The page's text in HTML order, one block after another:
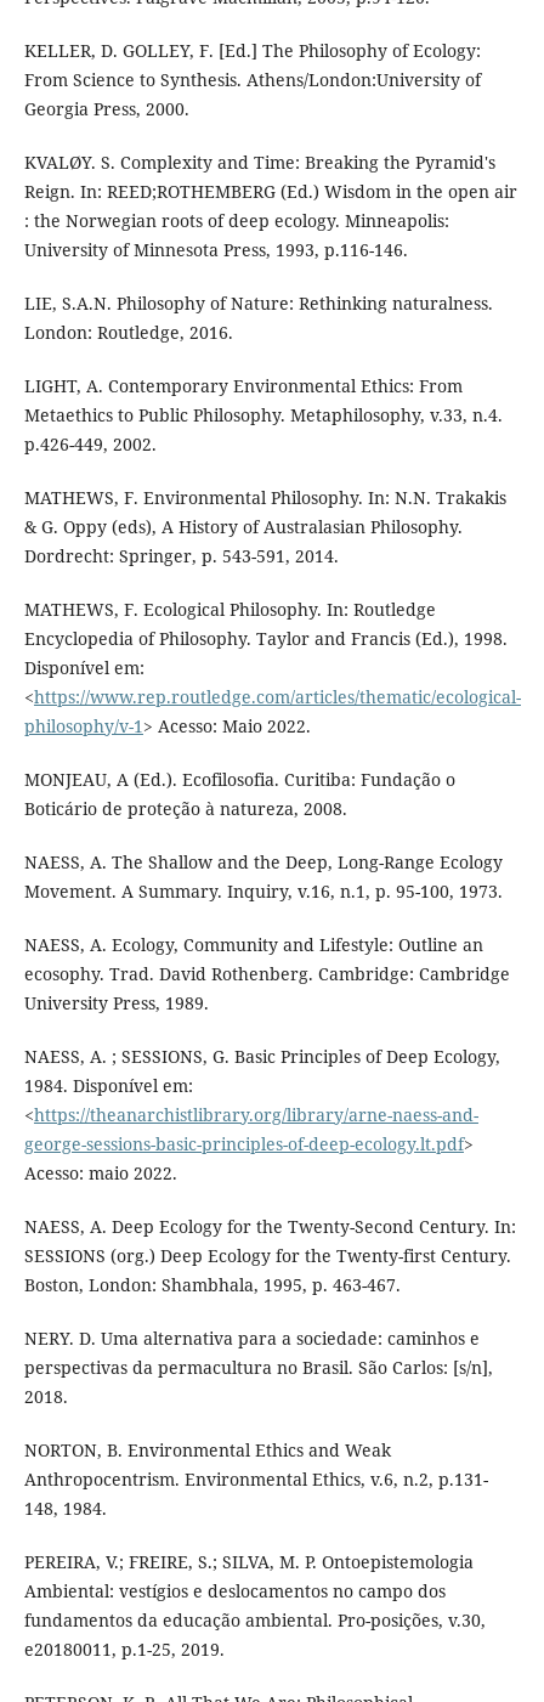
KELLER, D. GOLLEY, F. [Ed.] The Philosophy of Ecology:
From Science to Synthesis. Athens/London:University of
Georgia Press, 2000.
KVALØY. S. Complexity and Time: Breaking the Pyramid's
Reign. In: REED;ROTHEMBERG (Ed.) Wisdom in the open air
: the Norwegian roots of deep ecology. Minneapolis:
University of Minnesota Press, 1993, p.116-146.
LIE, S.A.N. Philosophy of Nature: Rethinking naturalness.
London: Routledge, 2016.
LIGHT, A. Contemporary Environmental Ethics: From
Metaethics to Public Philosophy. Metaphilosophy, v.33, n.4.
p.426-449, 2002.
MATHEWS, F. Environmental Philosophy. In: N.N. Trakakis
& G. Oppy (eds), A History of Australasian Philosophy.
Dordrecht: Springer, p. 543-591, 2014.
MATHEWS, F. Ecological Philosophy. In: Routledge
Encyclopedia of Philosophy. Taylor and Francis (Ed.), 1998.
Disponível em:
<https://www.rep.routledge.com/articles/thematic/ecological-
philosophy/v-1 > Acesso: Maio 2022.
MONJEAU, A (Ed.). Ecofilosofia. Curitiba: Fundação o
Boticário de proteção à natureza, 2008.
NAESS, A. The Shallow and the Deep, Long-Range Ecology
Movement. A Summary. Inquiry, v.16, n.1, p. 95-100, 1973.
NAESS, A. Ecology, Community and Lifestyle: Outline an
ecosophy. Trad. David Rothenberg. Cambridge: Cambridge
University Press, 1989.
NAESS, A. ; SESSIONS, G. Basic Principles of Deep Ecology,
1984. Disponível em:
<https://theanarchistlibrary.org/library/arne-naess-and-
george-sessions-basic-principles-of-deep-ecology.lt.pdf>
Acesso: maio 2022.
NAESS, A. Deep Ecology for the Twenty-Second Century. In:
SESSIONS (org.) Deep Ecology for the Twenty-first Century.
Boston, London: Shambhala, 1995, p. 463-467.
NERY. D. Uma alternativa para a sociedade: caminhos e
perspectivas da permacultura no Brasil. São Carlos: [s/n],
2018.
NORTON, B. Environmental Ethics and Weak
Anthropocentrism. Environmental Ethics, v.6, n.2, p.131-
148, 1984.
PEREIRA, V.; FREIRE, S.; SILVA, M. P. Ontoepistemologia
Ambiental: vestígios e deslocamentos no campo dos
fundamentos da educação ambiental. Pro-posições, v.30,
e20180011, p.1-25, 2019.